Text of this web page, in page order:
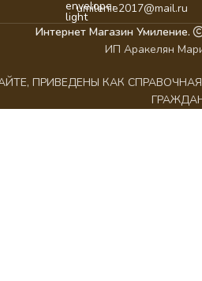
umilenie2017@mail.ru
Интернет Магазин Умиление.
ИП Аракелян
ПРИВЕДЕНЫ КАК